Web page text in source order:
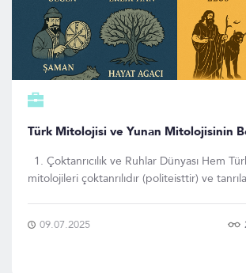
Türk Mitolojisi ve Yunan Mitolojisinin
mitolojileri çoktanrılıdır (politeisttir) ve
tanrılar vardır;
09.07.2025